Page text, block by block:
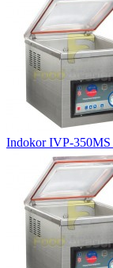
Indokor IVP-350MS